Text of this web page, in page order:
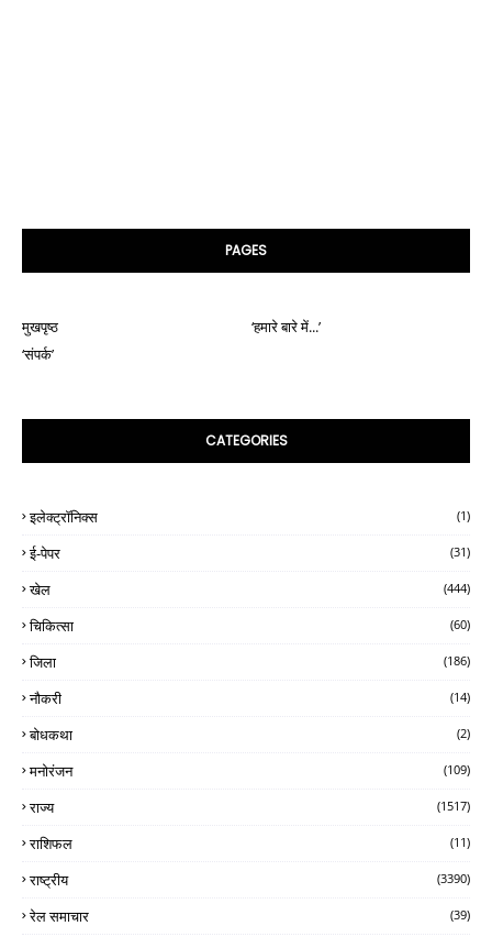
PAGES
मुखपृष्ठ
‘हमारे बारे में...’
‘संपर्क’
CATEGORIES
इलेक्ट्रॉनिक्स (1)
ई-पेपर (31)
खेल (444)
चिकित्सा (60)
जिला (186)
नौकरी (14)
बोधकथा (2)
मनोरंजन (109)
राज्य (1517)
राशिफल (11)
राष्ट्रीय (3390)
रेल समाचार (39)